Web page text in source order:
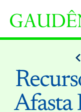
Afasta